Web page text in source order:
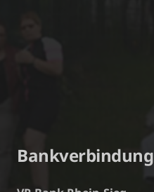
Bankverbindung